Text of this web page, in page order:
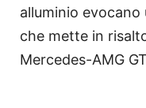
alluminio
che mette in
Mercedes-AMG